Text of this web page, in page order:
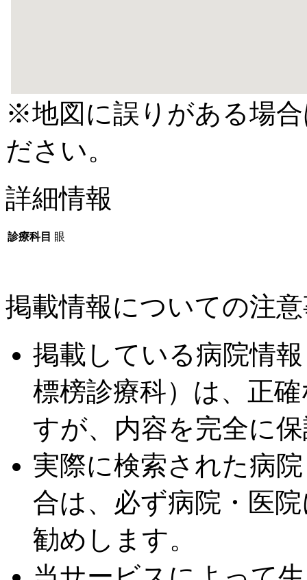
※地図に誤りがある場
ださい。
詳細情報
診療科目 眼
掲載情報についての注
掲載している病院情
標榜診療科）は、正
すが、内容を完全に
実際に検索された病
合は、必ず病院・医
勧めします。